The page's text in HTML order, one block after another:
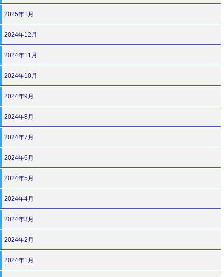
2025年1月
2024年12月
2024年11月
2024年10月
2024年9月
2024年8月
2024年7月
2024年6月
2024年5月
2024年4月
2024年3月
2024年2月
2024年1月